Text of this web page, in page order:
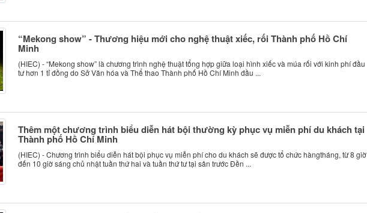
“Mekong show” - Thương hiệu mới cho nghệ thuật xiếc, rối Thành phố Hồ Chí
Minh
(HIEC) - “Mekong show” là chương trình nghệ thuật tổng hợp giữa loại hình xiếc và múa rối với kinh phí đầu
tư hơn 1 tỉ đồng do Sở Văn hóa và Thể thao Thành phố Hồ Chí Minh đầu ...
Thêm một chương trình biểu diễn hát bội thường kỳ phục vụ miễn phí du khách tại
Thành phố Hồ Chí Minh
(HIEC) - Chương trình biểu diễn hát bội phục vụ miễn phí cho du khách sẽ được tổ chức hàngtháng, từ 8 giờ
đến 10 giờ sáng chủ nhật tuần thứ hai và tuần thứ tư tại sân trước Đền ...